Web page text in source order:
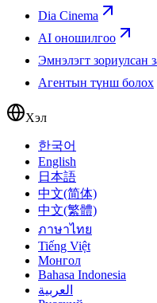
Dia Cinema
AI оношилгоо
Эмнэлэгт зориулсан
Агентын түнш болох
Хэл
한국어
English
日本語
中文(简体)
中文(繁體)
ภาษาไทย
Tiếng Việt
Монгол
Bahasa Indonesia
العربية